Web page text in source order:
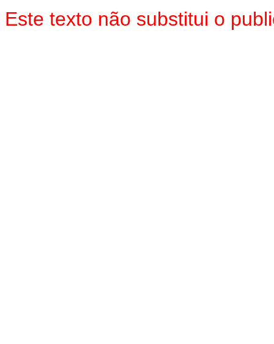
Este texto não substitui o